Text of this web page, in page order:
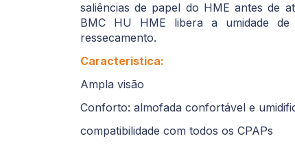
saliências de papel do HME antes de
BMC HU HME libera a umidade
ressecamento.
Caracteristica:
Ampla visão
Conforto: almofada confortável e
compatibilidade com todos os CPAPs